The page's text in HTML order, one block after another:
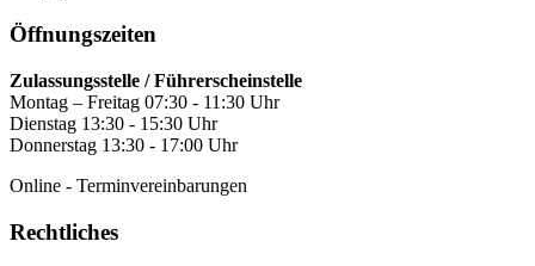
Öffnungszeiten
Zulassungsstelle / Führerscheinstelle
Montag – Freitag 07:30 - 11:30 Uhr
Dienstag 13:30 - 15:30 Uhr
Donnerstag 13:30 - 17:00 Uhr
Online - Terminvereinbarungen
Rechtliches